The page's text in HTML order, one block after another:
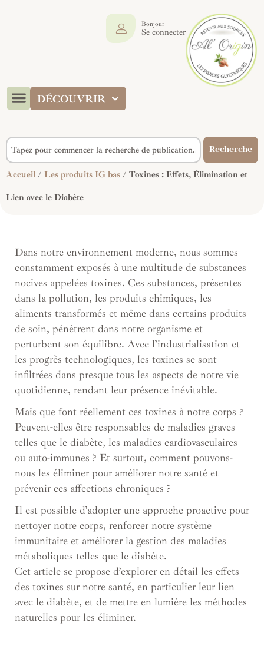
DÉCOUVRIR
Bonjour
Se connecter
Recherche
Accueil / Les produits IG bas / Toxines : Effets, Élimination et
Lien avec le Diabète
Dans notre environnement moderne, nous sommes
constamment exposés à une multitude de substances
nocives appelées toxines. Ces substances, présentes
dans la pollution, les produits chimiques, les
aliments transformés et même dans certains produits
de soin, pénètrent dans notre organisme et
perturbent son équilibre. Avec l’industrialisation et
les progrès technologiques, les toxines se sont
infiltrées dans presque tous les aspects de notre vie
quotidienne, rendant leur présence inévitable.
Mais que font réellement ces toxines à notre corps ?
Peuvent-elles être responsables de maladies graves
telles que le diabète, les maladies cardiovasculaires
ou auto-immunes ? Et surtout, comment pouvons-
nous les éliminer pour améliorer notre santé et
prévenir ces affections chroniques ?
Il est possible d’adopter une approche proactive pour
nettoyer notre corps, renforcer notre système
immunitaire et améliorer la gestion des maladies
métaboliques telles que le diabète.
Cet article se propose d’explorer en détail les effets
des toxines sur notre santé, en particulier leur lien
avec le diabète, et de mettre en lumière les méthodes
naturelles pour les éliminer.